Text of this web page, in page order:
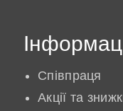
Співпраця
Акції та